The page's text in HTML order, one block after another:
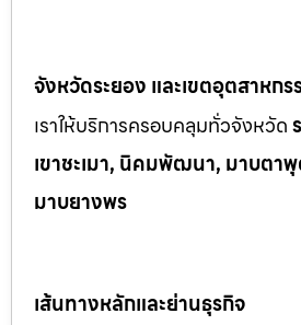
จังหวัดระยอง และเขตอุตสาหกร
เราให้บริการครอบคลุมทั่วจังหวัด
เขาชะเมา, นิคมพัฒนา, มาบตา
มาบยางพร
เส้นทางหลักและย่านธุรกิจ